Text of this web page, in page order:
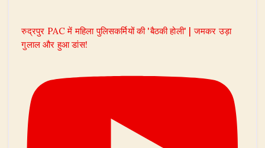
रुद्रपुर PAC में महिला पुलिसकर्मियों की 'बैठकी होली' | जमकर उड़ा
गुलाल और हुआ डांस!